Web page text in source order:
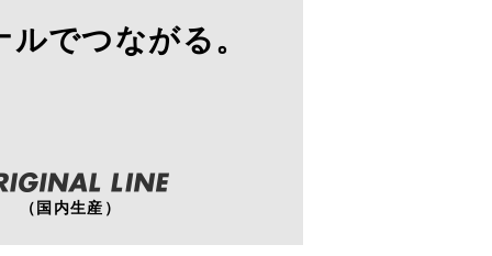
でつながる。
（国内生産）